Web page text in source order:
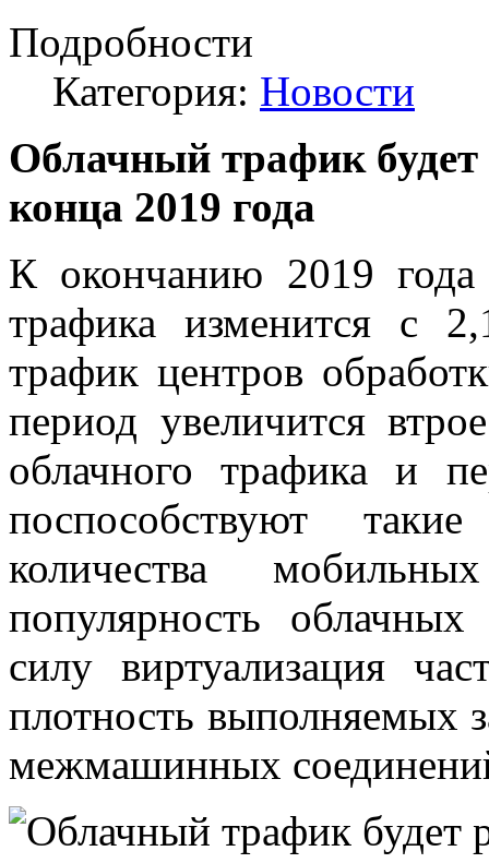
Подробности
Категория: Новости
Облачный трафик будет
конца 2019 года
К окончанию 2019 года
трафика изменится с
трафик центров
период увеличится
облачного трафика и
поспособствуют
количества
популярность
силу виртуализация
плотность выполняемых
межмашинных